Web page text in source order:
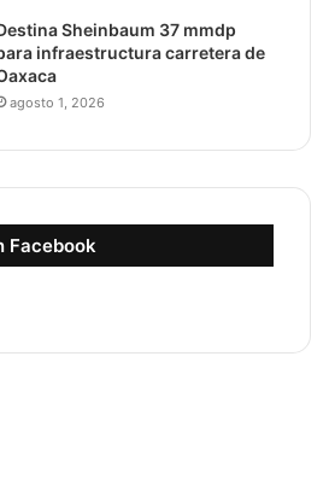
Sheinbaum 37 mmdp
infraestructura carretera de
agosto 1, 2026
Facebook